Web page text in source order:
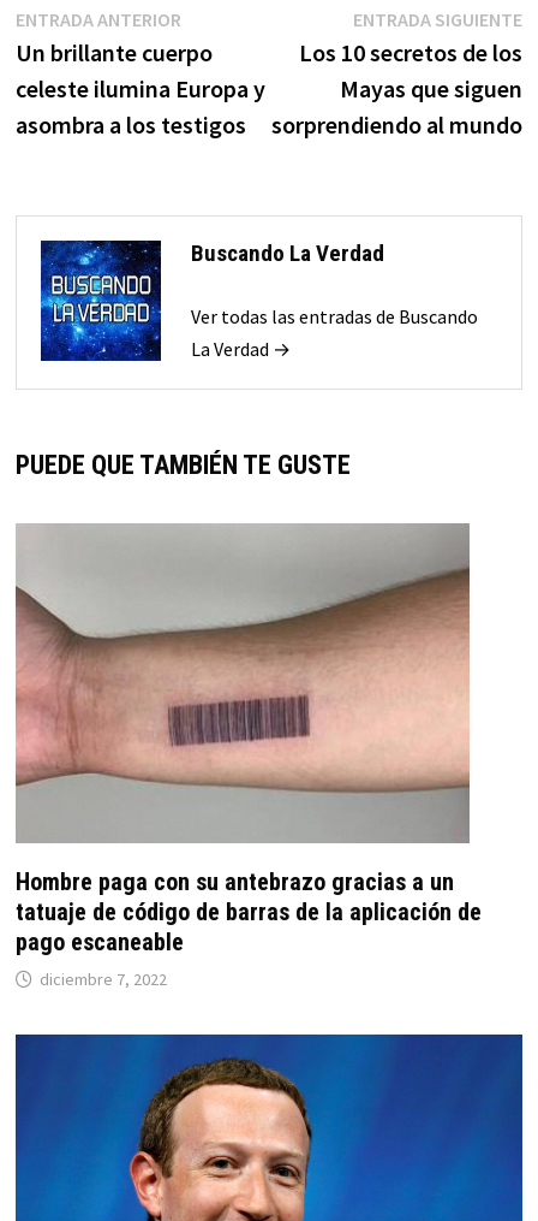
Navegación
de
entradas
ENTRADA ANTERIOREntrada
anterior:
Un brillante cuerpo
celeste ilumina Europa y
asombra a los testigos
ENTRADA SIGUIENTE
Los 10 secretos de los
Mayas que siguen
sorprendiendo al mundo
Buscando La Verdad
Ver todas las entradas de Buscando
La Verdad →
PUEDE QUE TAMBIÉN TE GUSTE
Hombre paga con su antebrazo gracias a un
tatuaje de código de barras de la aplicación de
pago escaneable
diciembre 7, 2022